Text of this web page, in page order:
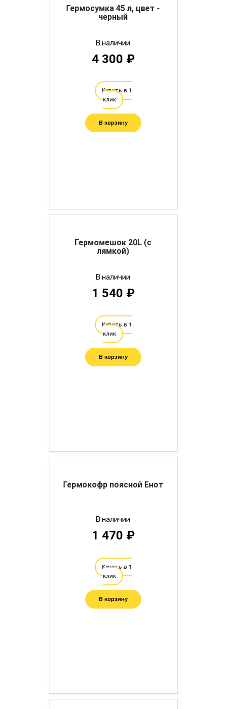
Гермосумка 45 л, цвет -
черный
В наличии
4 300 ₽
Купить в 1
клик
В корзину
Гермомешок 20L (с
лямкой)
В наличии
1 540 ₽
Купить в 1
клик
В корзину
Гермокофр поясной Енот
В наличии
1 470 ₽
Купить в 1
клик
В корзину